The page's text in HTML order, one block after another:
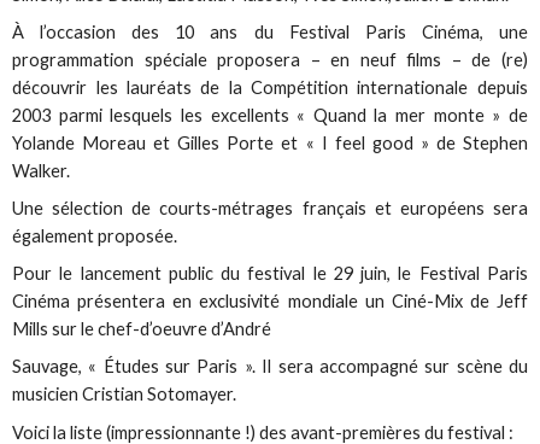
À l’occasion des 10 ans du Festival Paris Cinéma, une
programmation spéciale proposera – en neuf films – de (re)
découvrir les lauréats de la Compétition internationale depuis
2003 parmi lesquels les excellents « Quand la mer monte » de
Yolande Moreau et Gilles Porte et « I feel good » de Stephen
Walker.
Une sélection de courts-métrages français et européens sera
également proposée.
Pour le lancement public du festival le 29 juin, le Festival Paris
Cinéma présentera en exclusivité mondiale un Ciné-Mix de Jeff
Mills sur le chef-d’oeuvre d’André
Sauvage, « Études sur Paris ». Il sera accompagné sur scène du
musicien Cristian Sotomayer.
Voici la liste (impressionnante !) des avant-premières du festival :